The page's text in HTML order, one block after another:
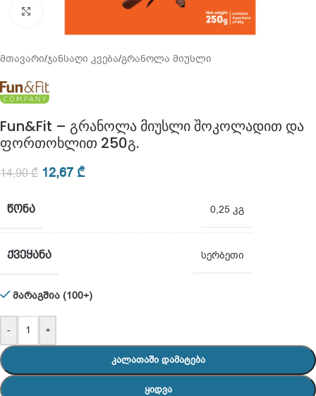
მთავარი/ჯანსაღი კვება/გრანოლა მიუსლი
Fun&Fit – გრანოლა მიუსლი შოკოლადით და
ფორთოხლით 250გ.
14,90₾ 12,67 ₾
ᲬᲝᲜᲐ 0,25 კგ
ᲥᲕᲔᲧᲐᲜᲐ სერბეთი
მარაგშია (100+)
- +
ᲙᲐᲚᲐᲗᲐᲨᲘ ᲓᲐᲛᲐᲢᲔᲑᲐ
ᲧᲘᲓᲕᲐ